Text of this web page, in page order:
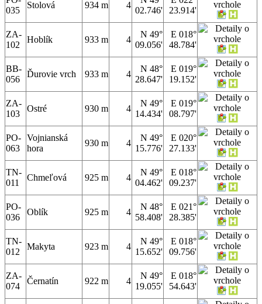
035
Stolová 934 m 4
02.746'
23.914'
ZA-
102
Hoblík 933 m 4
N 49°
09.056'
E 018°
48.784'
BB-
056
Ďurovie vrch 933 m 4
N 48°
28.647'
E 019°
19.152'
ZA-
103
Ostré 930 m 4
N 49°
14.434'
E 019°
08.797'
PO-
063
Vojnianská
hora
930 m 4
N 49°
15.776'
E 020°
27.133'
TN-
011
Chmeľová 925 m 4
N 49°
04.462'
E 018°
09.237'
PO-
036
Oblík 925 m 4
N 48°
58.408'
E 021°
28.385'
TN-
012
Makyta 923 m 4
N 49°
15.652'
E 018°
09.756'
ZA-
074
Černatín 922 m 4
N 49°
19.055'
E 018°
54.643'